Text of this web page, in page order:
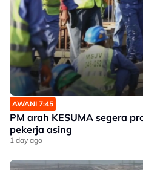
AWANI 7:45
PM arah KESUMA segera
pekerja asing
1 day ago